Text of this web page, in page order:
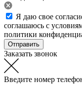
Я даю свое
соглашаюсь с
политики
Заказать звонок
Введите номер